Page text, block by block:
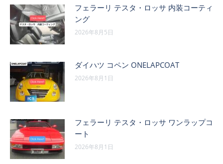
フェラーリ テスタ・ロッサ 内装コーティ
ング
2026年8月5日
ダイハツ コペン ONELAPCOAT
2026年8月1日
フェラーリ テスタ・ロッサ ワンラップコ
ート
2026年8月1日